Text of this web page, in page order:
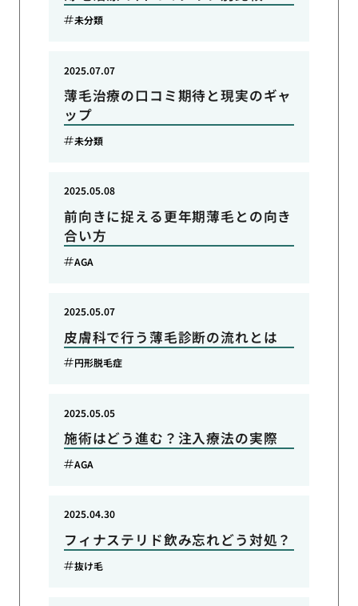
未分類
薄毛治療の口コミ期待と現実のギャ
ップ
2025.07.07
未分類
前向きに捉える更年期薄毛との向き
合い方
2025.05.08
AGA
皮膚科で行う薄毛診断の流れとは
2025.05.07
円形脱毛症
施術はどう進む？注入療法の実際
2025.05.05
AGA
フィナステリド飲み忘れどう対処？
2025.04.30
抜け毛